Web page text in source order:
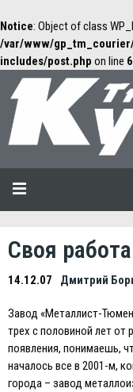
Notice: Object of class
/var/www/
includes/post.php on line
Своя
14.12.07 Дмитрий
Завод «Металлист-
трех с половиной лет от
появления, понимаешь,
началось все в 2001-м,
города – завод